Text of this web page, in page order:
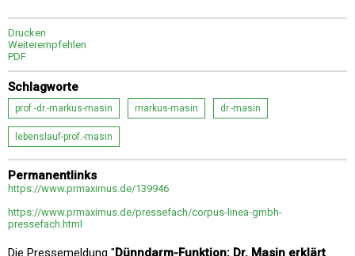
Drucken
Weiterempfehlen
PDF
Schlagworte
prof.-dr.-markus-masin markus-masin dr.-masin
lebenslauf-prof.-masin
Permanentlinks
https://www.prmaximus.de/139946
https://www.prmaximus.de/pressefach/corpus-linea-gmbh-
pressefach.html
Die Pressemeldung "Dünndarm-Funktion: Dr. Masin erklärt